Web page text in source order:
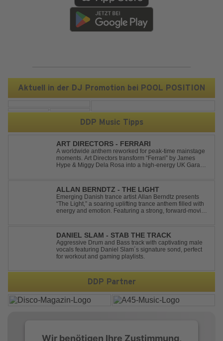
Aktuell in der DJ Promotion bei POOL POSITION
DDP Music Tipps
ART DIRECTORS - FERRARI
A worldwide anthem reworked for peak-time mainstage
moments. Art Directors transform “Ferrari” by James
Hype & Miggy Dela Rosa into a high-energy UK Garage
crowds alike, this remix elevates the o...
ALLAN BERNDTZ - THE LIGHT
Emerging Danish trance artist Allan Berndtz presents
“The Light,” a soaring uplifting trance anthem filled with
energy and emotion. Featuring a strong, forward-moving
DANIEL SLAM - STAB THE TRACK
Aggressive Drum and Bass track with captivating male
vocals featuring Daniel Slam´s signature sond, perfect
for workout and gaming playlists.
DDP Partner
Wir benötigen Ihre Zustimmung,